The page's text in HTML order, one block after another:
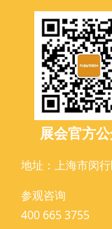
展会官方
地址：上海市闵
参观咨询
400 665 3755